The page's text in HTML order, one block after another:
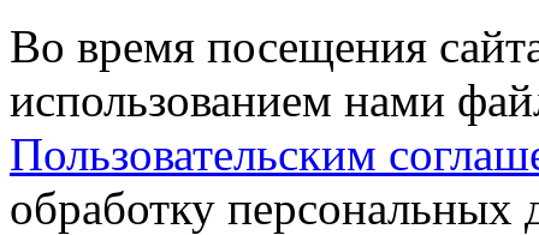
Во время посещения
использованием нами
Пользовательским
обработку персональных